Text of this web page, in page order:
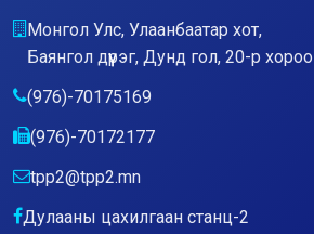
Монгол Улс, Улаанбаатар хот,
Баянгол дүүрэг, Дунд гол, 20-р хороо
(976)-70175169
(976)-70172177
tpp2@tpp2.mn
Дулааны цахилгаан станц-2